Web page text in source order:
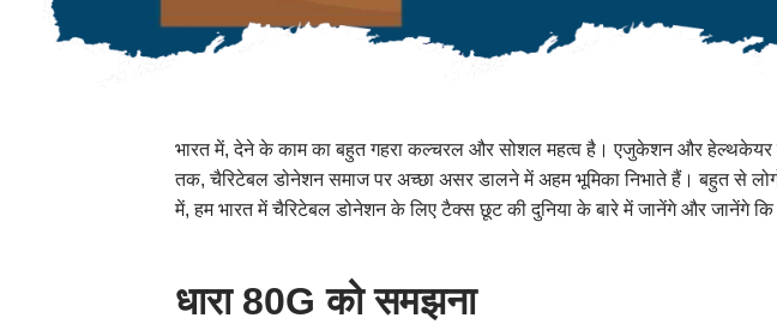
भारत में, देने के काम का बहुत गहरा कल्चरल और सोशल महत्व है। एजुकेशन और हेल्थकेयर
तक, चैरिटेबल डोनेशन समाज पर अच्छा असर डालने में अहम भूमिका निभाते हैं। बहुत से
में, हम भारत में चैरिटेबल डोनेशन के लिए टैक्स छूट की दुनिया के बारे में जानेंगे और जानेंगे
धारा 80G को समझना